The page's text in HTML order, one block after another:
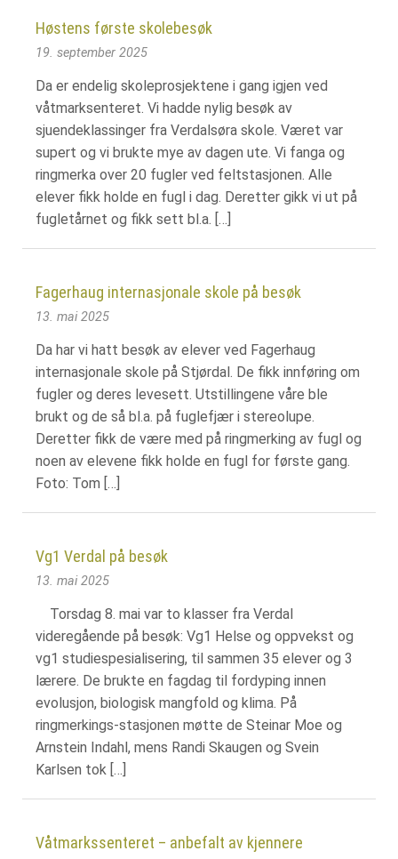
Høstens første skolebesøk
19. september 2025
Da er endelig skoleprosjektene i gang igjen ved
våtmarksenteret. Vi hadde nylig besøk av
sjuendeklassinger fra Verdalsøra skole. Været var
supert og vi brukte mye av dagen ute. Vi fanga og
ringmerka over 20 fugler ved feltstasjonen. Alle
elever fikk holde en fugl i dag. Deretter gikk vi ut på
fugletårnet og fikk sett bl.a. […]
Fagerhaug internasjonale skole på besøk
13. mai 2025
Da har vi hatt besøk av elever ved Fagerhaug
internasjonale skole på Stjørdal. De fikk innføring om
fugler og deres levesett. Utstillingene våre ble
brukt og de så bl.a. på fuglefjær i stereolupe.
Deretter fikk de være med på ringmerking av fugl og
noen av elevene fikk holde en fugl for første gang.
Foto: Tom […]
Vg1 Verdal på besøk
13. mai 2025
Torsdag 8. mai var to klasser fra Verdal
videregående på besøk: Vg1 Helse og oppvekst og
vg1 studiespesialisering, til sammen 35 elever og 3
lærere. De brukte en fagdag til fordyping innen
evolusjon, biologisk mangfold og klima. På
ringmerkings-stasjonen møtte de Steinar Moe og
Arnstein Indahl, mens Randi Skaugen og Svein
Karlsen tok […]
Våtmarkssenteret – anbefalt av kjennere